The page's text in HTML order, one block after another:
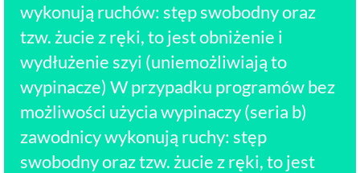
wykonują ruchów: stęp swobodny oraz
tzw. żucie z ręki, to jest obniżenie i
wydłużenie szyi (uniemożliwiają to
wypinacze) W przypadku programów bez
możliwości użycia wypinaczy (seria b)
zawodnicy wykonują ruchy: stęp
swobodny oraz tzw. żucie z ręki, to jest